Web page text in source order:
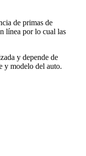
de primas de
línea por lo cual las
y depende de
y modelo del auto.